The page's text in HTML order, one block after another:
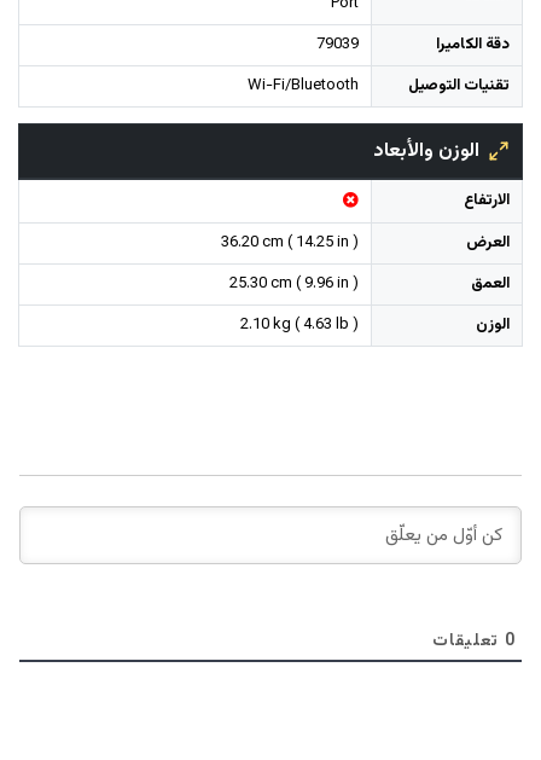
دقة الكاميرا
79039
تقنيات التوصيل
Wi-Fi/Bluetooth
الوزن والأبعاد
الارتفاع
العرض
36.20 cm ( 14.25 in )
العمق
25.30 cm ( 9.96 in )
الوزن
2.10 kg ( 4.63 lb )
0 تعليقات